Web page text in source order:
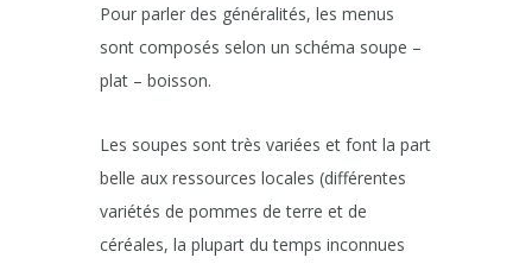
Pour parler des généralités, les menus
sont composés selon un schéma soupe –
plat – boisson.
Les soupes sont très variées et font la part
belle aux ressources locales (différentes
variétés de pommes de terre et de
céréales, la plupart du temps inconnues